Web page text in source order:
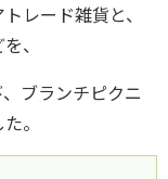
レード雑貨と、
、
ブランチピクニ
。